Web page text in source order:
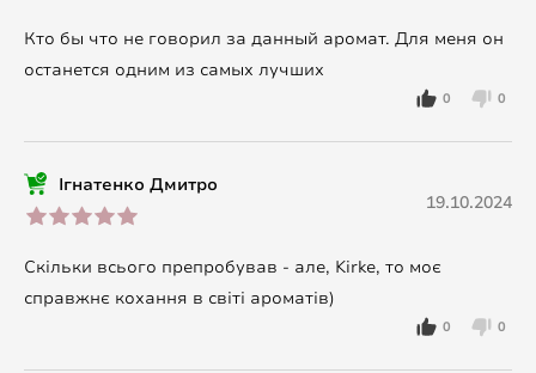
Кто бы что не говорил за данный аромат. Для меня он
останется одним из самых лучших
0 0
Ігнатенко Дмитро
19.10.2024
Скільки всього препробував - але, Kirke, то моє
справжнє кохання в світі ароматів)
0 0